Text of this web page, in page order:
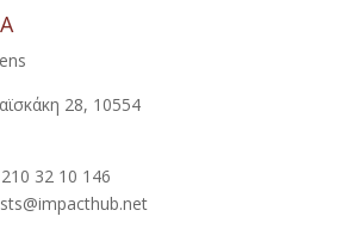
28, 10554
32 10 146